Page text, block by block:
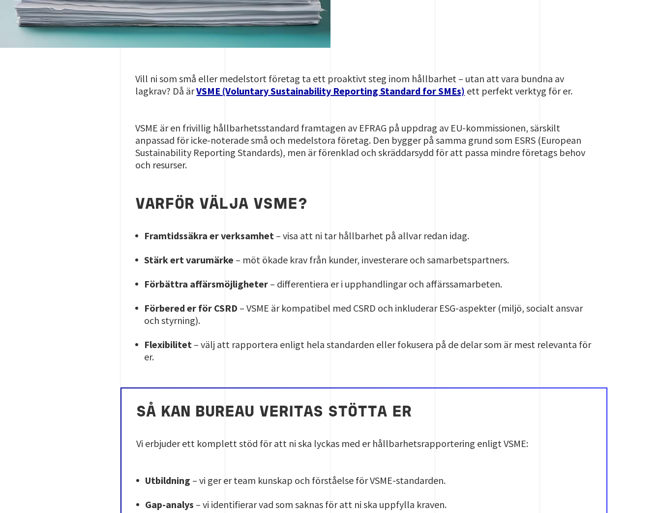
Vill ni som små eller medelstort företag ta ett proaktivt steg inom hållbarhet – utan att vara bundna av
lagkrav? Då ärVSME (Voluntary Sustainability Reporting Standard for SMEs) ett perfekt verktyg för er.
VSME är en frivillig hållbarhetsstandard framtagen av EFRAG på uppdrag av EU-kommissionen, särskilt
anpassad för icke-noterade små och medelstora företag. Den bygger på samma grund som ESRS (European
Sustainability Reporting Standards), men är förenklad och skräddarsydd för att passa mindre företags behov
och resurser.
VARFÖR VÄLJA VSME?
Framtidssäkra er verksamhet – visa att ni tar hållbarhet på allvar redan idag.
Stärk ert varumärke – möt ökade krav från kunder, investerare och samarbetspartners.
Förbättra affärsmöjligheter – differentiera er i upphandlingar och affärssamarbeten.
Förbered er för CSRD – VSME är kompatibel med CSRD och inkluderar ESG-aspekter (miljö, socialt ansvar
och styrning).
Flexibilitet – välj att rapportera enligt hela standarden eller fokusera på de delar som är mest relevanta för
er.
SÅ KAN BUREAU VERITAS STÖTTA ER
Vi erbjuder ett komplett stöd för att ni ska lyckas med er hållbarhetsrapportering enligt VSME:
Utbildning – vi ger er team kunskap och förståelse för VSME-standarden.
Gap-analys – vi identifierar vad som saknas för att ni ska uppfylla kraven.